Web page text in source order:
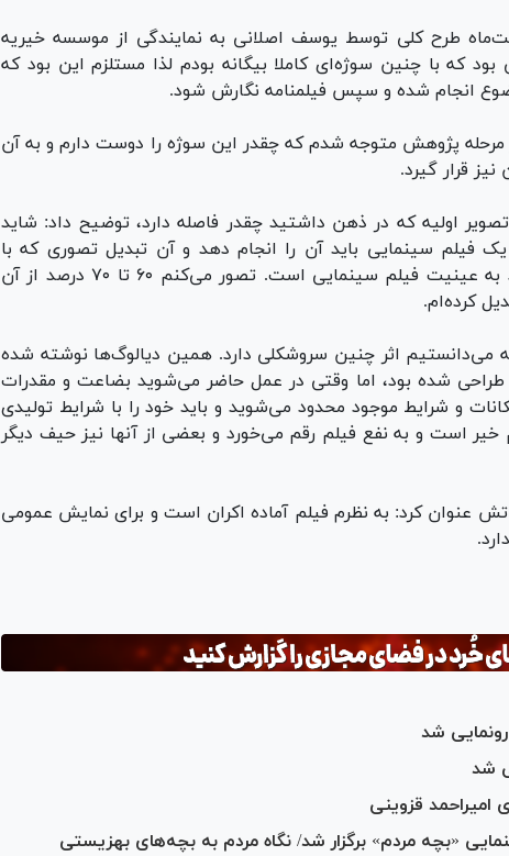
طرح کلی توسط یوسف اصلانی به نمایندگی از موسسه خیریه
که با چنین سوژه‌ای کاملا بیگانه بودم لذا مستلزم این بود که
انجام شده و سپس فیلمنامه نگارش شود.
مرحله پژوهش متوجه شدم که چقدر این سوژه را دوست دارم و به آن
قرار گیرد.
اولیه که در ذهن داشتید چقدر فاصله دارد، توضیح داد: شاید
فیلم سینمایی باید آن را انجام دهد و آن تبدیل تصوری که با
خوانش فیلمنامه در ذهن شکل می‌گیرد به عینیت فیلم سینمایی است. تصور می‌کنم ۶۰ تا ۷۰ درصد از آن
کرده‌ام.
می‌دانستیم اثر چنین سروشکلی دارد. همین دیالوگ‌ها نوشته شده
شده بود، اما وقتی در عمل حاضر می‌شوید بضاعت و مقدرات
و شرایط موجود محدود می‌شوید و باید خود را با شرایط تولیدی
است و به نفع فیلم رقم می‌خورد و بعضی از آنها نیز حیف دیگر
عنوان کرد: به نظرم فیلم آماده اکران است و برای نمایش عمومی
شد
شد
«بچه مردم» برگزار شد/ نگاه مردم به بچه‌های بهزیستی